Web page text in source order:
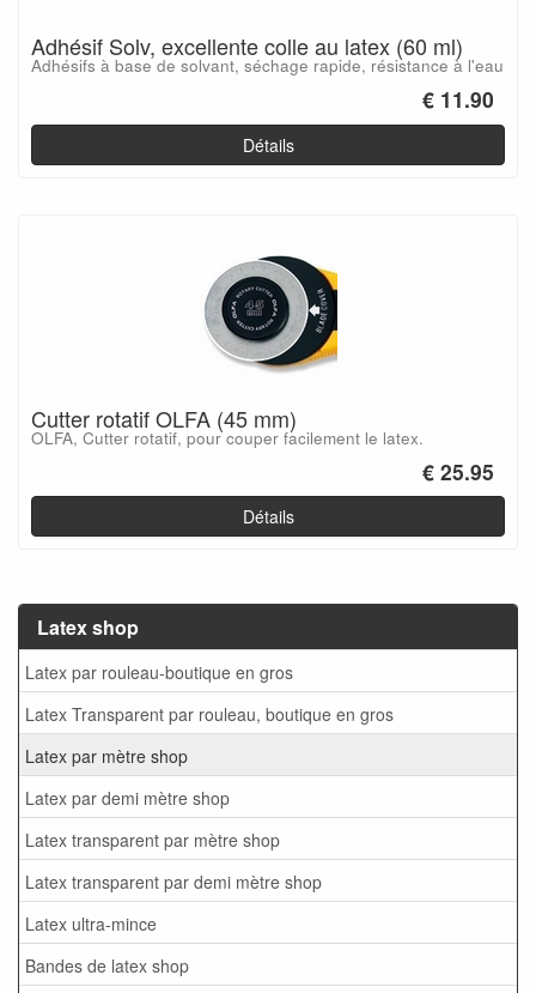
Latex shop
Latex par rouleau-boutique en gros
Latex Transparent par rouleau, boutique en gros
Latex par mètre shop
Latex par demi mètre shop
Latex transparent par mètre shop
Latex transparent par demi mètre shop
Latex ultra-mince
Bandes de latex shop
Adhésif Solv, excellente colle au latex (60 ml)
Adhésifs à base de solvant, séchage rapide, résistance à l'eau
€ 11.90
Détails
Cutter rotatif OLFA (45 mm)
OLFA, Cutter rotatif, pour couper facilement le latex.
€ 25.95
Détails